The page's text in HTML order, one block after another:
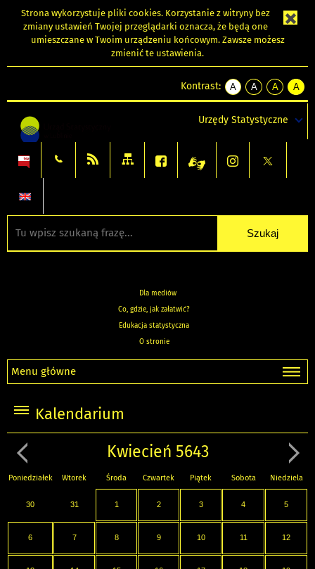
Strona wykorzystuje pliki cookies. Korzystanie z witryny bez
zmiany ustawień Twojej przeglądarki oznacza, że będą one
umieszczane w Twoim urządzeniu końcowym. Zawsze możesz
zmienić te ustawienia.
Kontrast:
A
kontrast
A
kontrast
tekst
czarnym
A
kontrast
tekst
czarnym
A
tekst
żółtym
Urzędy Statystyczne
Dla mediów
Co, gdzie, jak załatwić?
Edukacja statystyczna
O stronie
Menu główne
Kalendarium
Kwiecień 5643
Poniedziałek Wtorek Środa Czwartek Piątek Sobota Niedziela
30 31 1 2 3 4 5
6 7 8 9 10 11 12